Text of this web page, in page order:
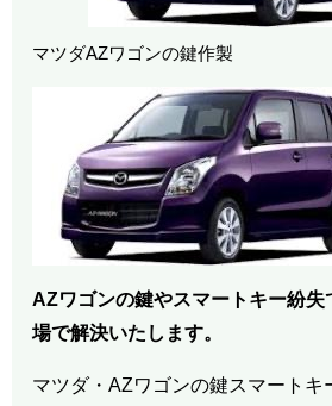
マツダAZワゴンの鍵作製
AZワゴンの鍵やスマートキー紛失
場で解決いたします。
マツダ・AZワゴンの鍵スマートキ